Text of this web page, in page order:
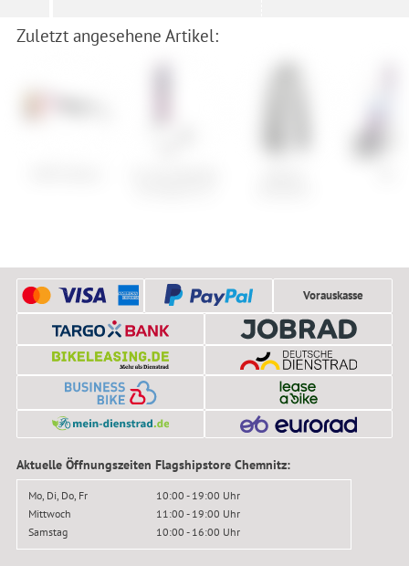
Zuletzt angesehene Artikel:
Vorauskasse
Aktuelle Öffnungszeiten Flagshipstore Chemnitz:
Mo, Di, Do, Fr
10:00 - 19:00 Uhr
Mittwoch
11:00 - 19:00 Uhr
Samstag
10:00 - 16:00 Uhr